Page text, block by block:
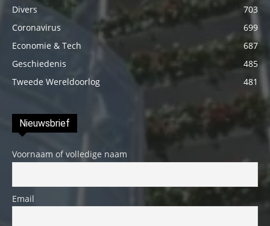
Divers
703
Coronavirus
699
Economie & Tech
687
Geschiedenis
485
Tweede Wereldoorlog
481
Nieuwsbrief
Voornaam of volledige naam
Email